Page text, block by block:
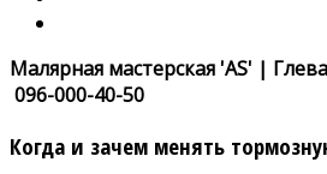
Малярная мастерская 'AS' |
096-000-40-50
Когда и зачем менять